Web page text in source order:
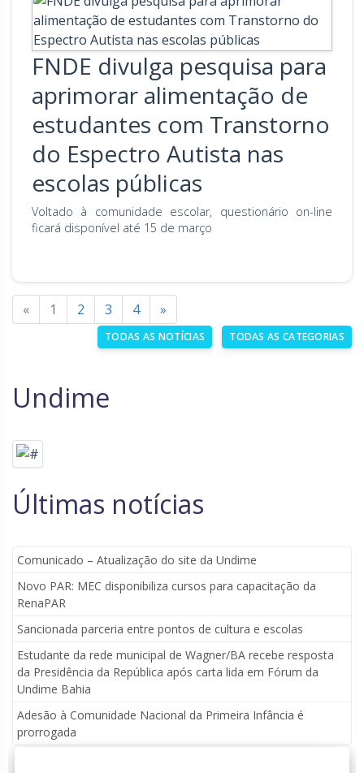
FNDE divulga pesquisa para
aprimorar alimentação de
estudantes com Transtorno
do Espectro Autista nas
escolas públicas
Voltado à comunidade escolar, questionário on-line
ficará disponível até 15 de março
« 1 2 3 4 »
TODAS AS NOTÍCIAS TODAS AS CATEGORIAS
Undime
Últimas notícias
Comunicado – Atualização do site da Undime
Novo PAR: MEC disponibiliza cursos para capacitação da
RenaPAR
Sancionada parceria entre pontos de cultura e escolas
Estudante da rede municipal de Wagner/BA recebe resposta
da Presidência da República após carta lida em Fórum da
Undime Bahia
Adesão à Comunidade Nacional da Primeira Infância é
prorrogada